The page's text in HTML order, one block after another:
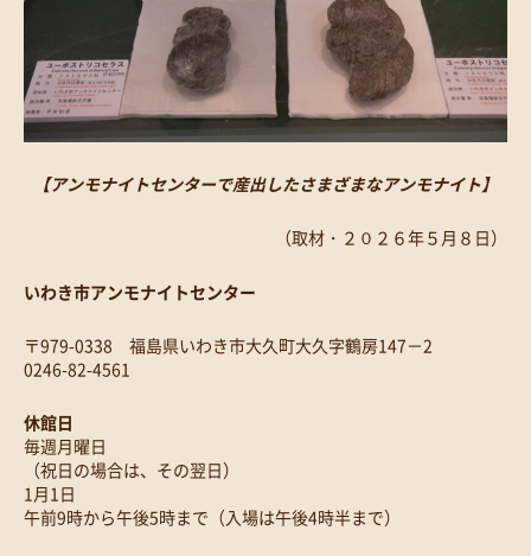
【アンモナイトセンターで産出したさまざまなアンモナイト】
（取材・２０２６年５月８日）
いわき市アンモナイトセンター
〒979-0338 福島県いわき市大久町大久字鶴房147－2
0246-82-4561
休館日
毎週月曜日
（祝日の場合は、その翌日）
1月1日
午前9時から午後5時まで（入場は午後4時半まで）